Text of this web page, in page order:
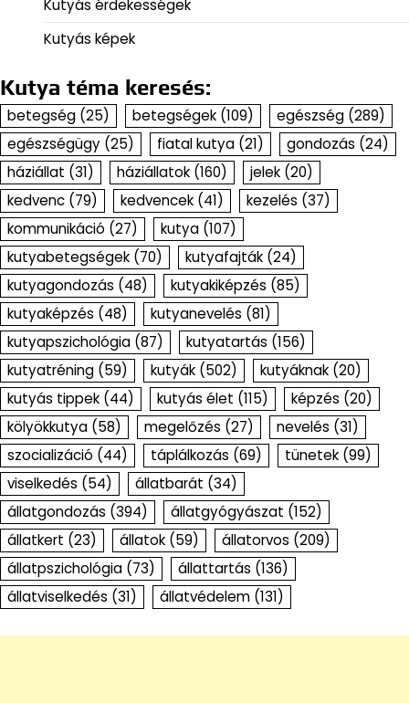
Kutyás érdekességek
Kutyás képek
Kutya téma keresés:
betegség (25) betegségek (109) egészség (289)
egészségügy (25) fiatal kutya (21) gondozás (24)
háziállat (31) háziállatok (160) jelek (20)
kedvenc (79) kedvencek (41) kezelés (37)
kommunikáció (27) kutya (107)
kutyabetegségek (70) kutyafajták (24)
kutyagondozás (48) kutyakiképzés (85)
kutyaképzés (48) kutyanevelés (81)
kutyapszichológia (87) kutyatartás (156)
kutyatréning (59) kutyák (502) kutyáknak (20)
kutyás tippek (44) kutyás élet (115) képzés (20)
kölyökkutya (58) megelőzés (27) nevelés (31)
szocializáció (44) táplálkozás (69) tünetek (99)
viselkedés (54) állatbarát (34)
állatgondozás (394) állatgyógyászat (152)
állatkert (23) állatok (59) állatorvos (209)
állatpszichológia (73) állattartás (136)
állatviselkedés (31) állatvédelem (131)